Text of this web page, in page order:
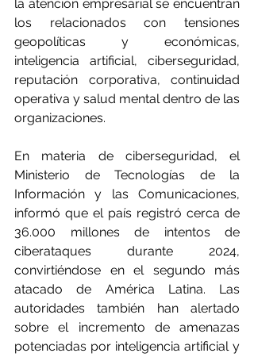
la atención empresarial se encuentran
los relacionados con
tensiones
geopolíticas y económicas,
inteligencia artificial, ciberseguridad,
reputación corporativa, continuidad
operativa y salud mental dentro de las
organizaciones.
En materia de ciberseguridad, el
Ministerio de Tecnologías de la
Información y las Comunicaciones,
informó que el país registró cerca de
36.000 millones de intentos de
ciberataques durante 2024,
convirtiéndose en el segundo más
atacado de América Latina. Las
autoridades también han alertado
sobre el incremento de amenazas
potenciadas por inteligencia artificial y